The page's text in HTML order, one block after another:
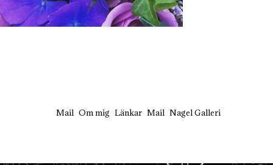
Mail Om mig Länkar Mail Nagel Galleri